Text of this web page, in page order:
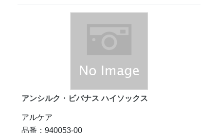
アンシルク・ビバナス ハイソックス
アルケア
品番：940053-00